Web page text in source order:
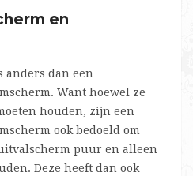
en
anders dan een
Want hoewel ze
houden, zijn een
ook bedoeld om
puur en alleen
Deze heeft dan ook